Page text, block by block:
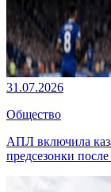
31.07.2026
Общество
АПЛ включила
предсезонки